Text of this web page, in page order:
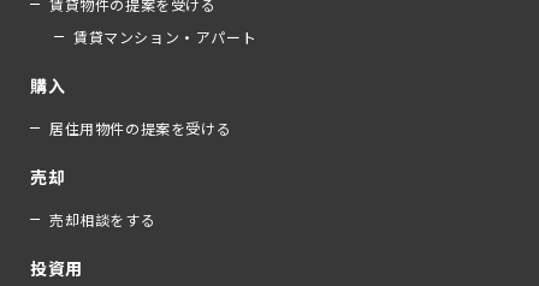
賃貸マンション・アパート
購入
居住用物件の提案を受ける
売却
売却相談をする
投資用